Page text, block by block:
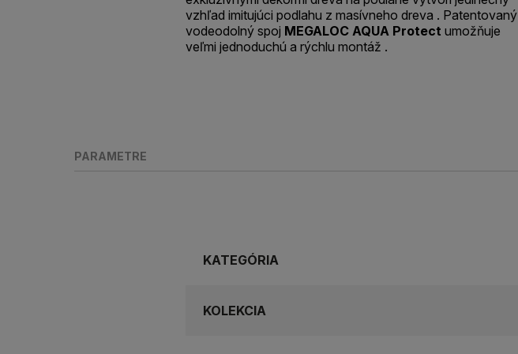
vzhľad imitujúci podlahu z masívneho dreva . Patentovaný
vodeodolný spoj MEGALOC AQUA Protect umožňuje
veľmi jednoduchú a rýchlu montáž .
PARAMETRE
KATEGÓRIA
KOLEKCIA